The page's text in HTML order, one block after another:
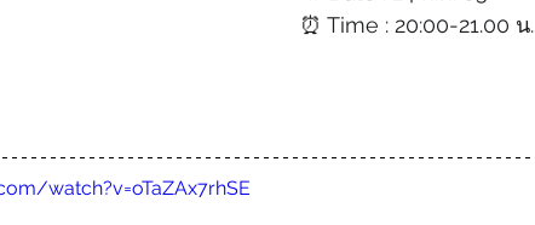
⏰ Time : 20:00-21.00 น.
watch?v=oTaZAx7rhSE